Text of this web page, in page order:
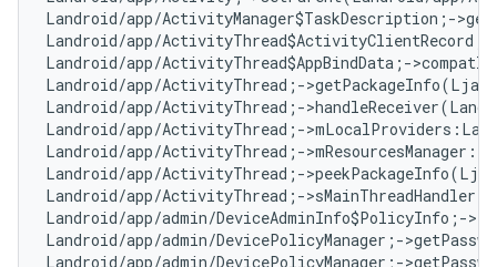
Landroid/app/ActivityManager$TaskDescription;-
Landroid/app/
Landroid/app/ActivityThread$AppBindData;-
Landroid/app/ActivityThread;-
Landroid/app/ActivityThread;-
Landroid/app/ActivityThread;-
Landroid/app/ActivityThread;-
Landroid/app/ActivityThread;-
Landroid/app/ActivityThread;-
Landroid/app/admin/
Landroid/app/admin/DevicePolicyManager;-
Landroid/app/admin/DevicePolicyManager;-